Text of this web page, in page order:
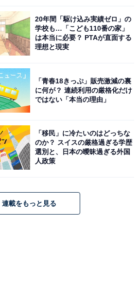
20年間「駆け込み実績ゼロ」の
学校も…「こども110番の家」
は本当に必要？ PTAが直面する
理想と現実
「青春18きっぷ」販売激減の裏
に何が？ 連続利用の厳格化だけ
ではない「本当の理由」
「移民」に冷たいのはどっちな
のか？ スイスの厳格過ぎる学歴
選別と、日本の曖昧過ぎる外国
人政策
連載をもっと見る